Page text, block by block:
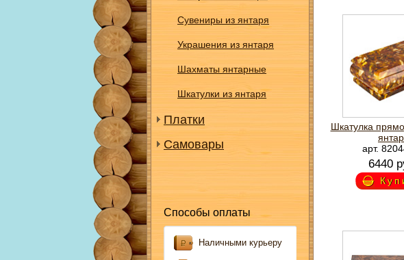
Сувениры из янтаря
Украшения из янтаря
Шахматы янтарные
Шкатулки из янтаря
Платки
Самовары
Способы оплаты
Наличными курьеру
Шкатулка
арт.
6440